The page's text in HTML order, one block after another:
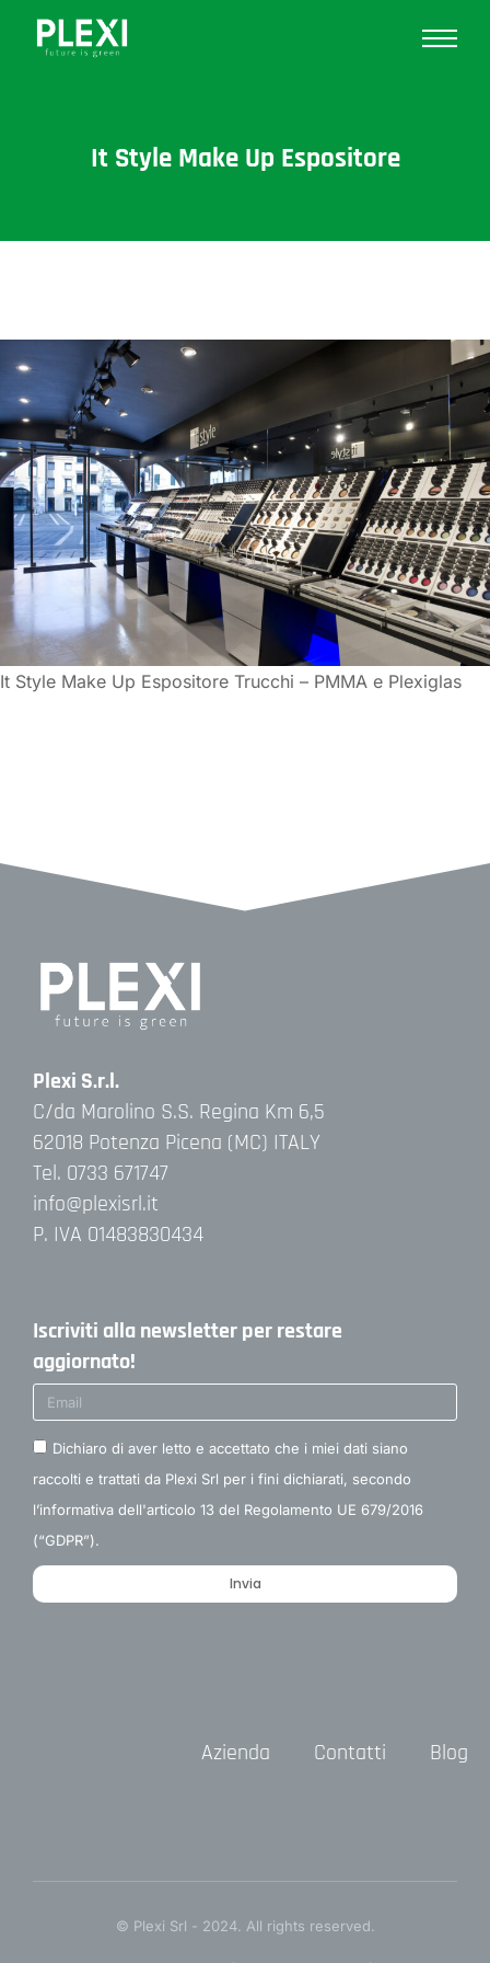
It Style Make Up Espositore
It Style Make Up Espositore Trucchi – PMMA e Plexiglas
Plexi S.r.l.
C/da Marolino S.S. Regina Km 6,5
62018 Potenza Picena (MC) ITALY
Tel. 0733 671747
info@plexisrl.it
P. IVA 01483830434
Iscriviti alla newsletter per restare
aggiornato!
Dichiaro di aver letto e accettato che i miei dati siano
raccolti e trattati da Plexi Srl per i fini dichiarati, secondo
l’informativa dell'articolo 13 del Regolamento UE 679/2016
(“GDPR”).
Invia
Azienda Contatti Blog
© Plexi Srl - 2024. All rights reserved.